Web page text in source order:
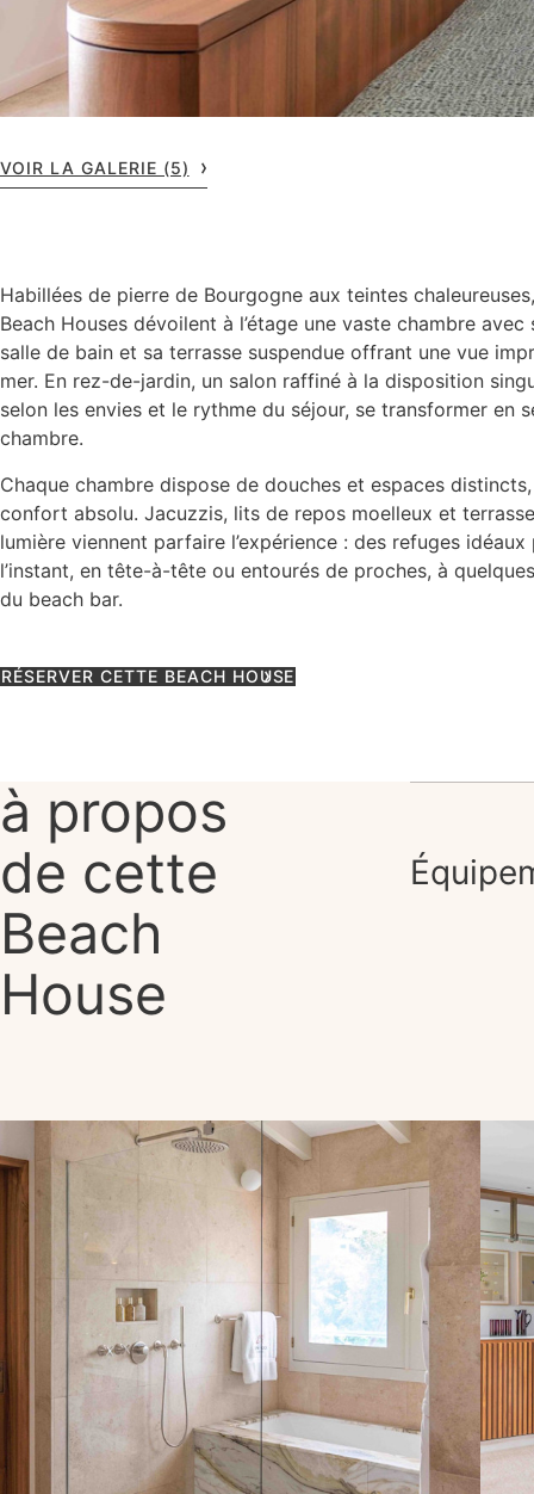
VOIR LA GALERIE (5)
Habillées de pierre de Bourgogne aux teintes
Beach Houses dévoilent à l’étage une vaste chambre avec
salle de bain et sa terrasse suspendue offrant une vue
mer. En rez-de-jardin, un salon raffiné à la disposition
selon les envies et le rythme du séjour, se transformer en
chambre.
Chaque chambre dispose de douches et espaces
confort absolu. Jacuzzis, lits de repos moelleux et
lumière viennent parfaire l’expérience : des refuges
l’instant, en tête-à-tête ou entourés de proches, à
du beach bar.
RÉSERVER CETTE BEACH HOUSE
à propos
de cette
Beach
House